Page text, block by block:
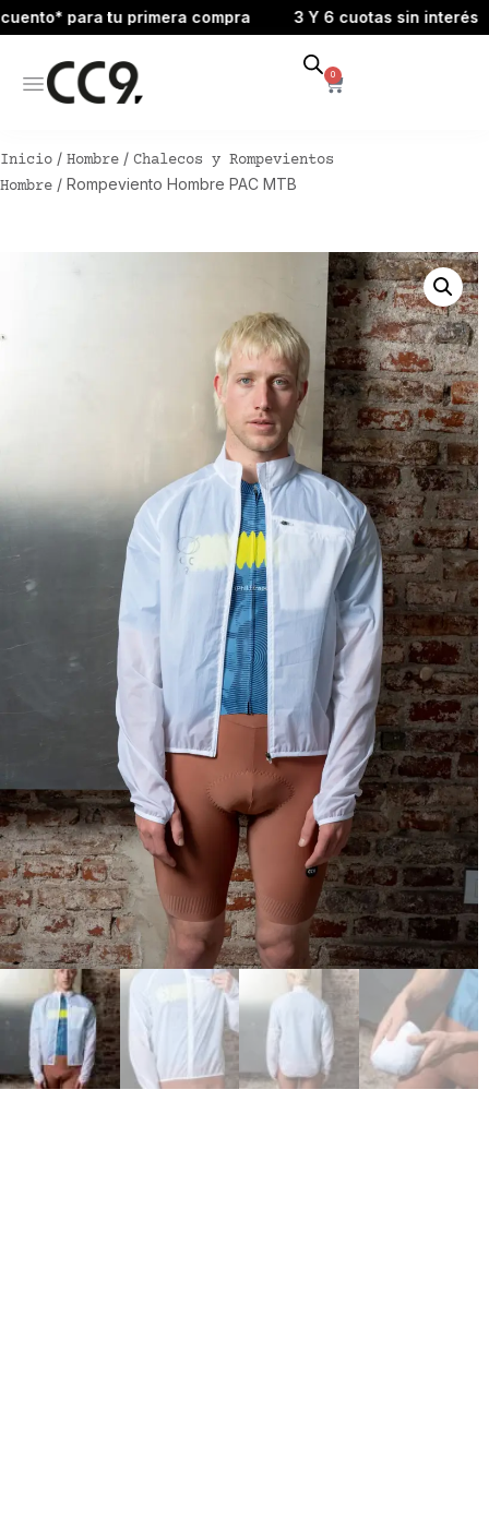
para tu primera compra 3 Y 6 cuotas sin interés
0
Inicio / Hombre / Chalecos y Rompevientos
Hombre / Rompeviento Hombre PAC MTB